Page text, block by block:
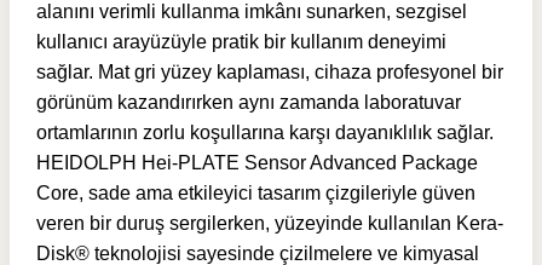
alanını verimli kullanma imkânı sunarken, sezgisel
kullanıcı arayüzüyle pratik bir kullanım deneyimi
sağlar. Mat gri yüzey kaplaması, cihaza profesyonel bir
görünüm kazandırırken aynı zamanda laboratuvar
ortamlarının zorlu koşullarına karşı dayanıklılık sağlar.
HEIDOLPH Hei-PLATE Sensor Advanced Package
Core, sade ama etkileyici tasarım çizgileriyle güven
veren bir duruş sergilerken, yüzeyinde kullanılan Kera-
Disk® teknolojisi sayesinde çizilmelere ve kimyasal